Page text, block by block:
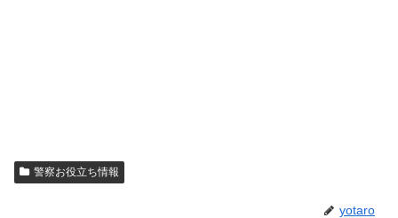
警察お役立ち情報
yotaro